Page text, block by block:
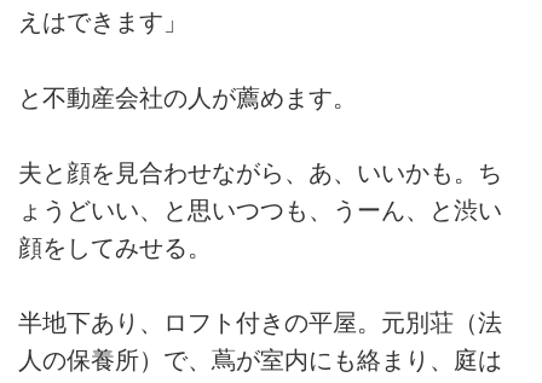
えはできます」
と不動産会社の人が薦めます。
夫と顔を見合わせながら、あ、いいかも。ち
ょうどいい、と思いつつも、うーん、と渋い
顔をしてみせる。
半地下あり、ロフト付きの平屋。元別荘（法
人の保養所）で、蔦が室内にも絡まり、庭は